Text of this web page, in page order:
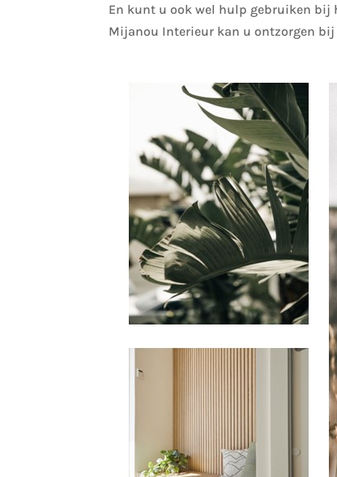
En kunt u ook wel hulp gebruiken bij
Mijanou Interieur kan u ontzorgen